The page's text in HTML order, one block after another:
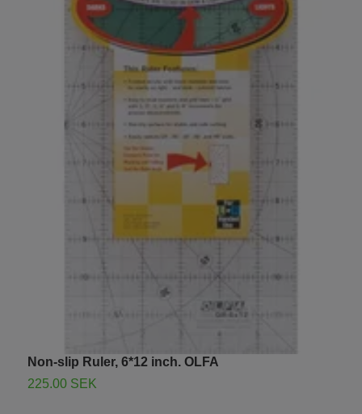
Non-slip Ruler, 6*12 inch. OLFA
225.00 SEK